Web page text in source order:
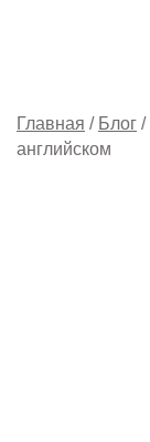
Главная Блог
английском